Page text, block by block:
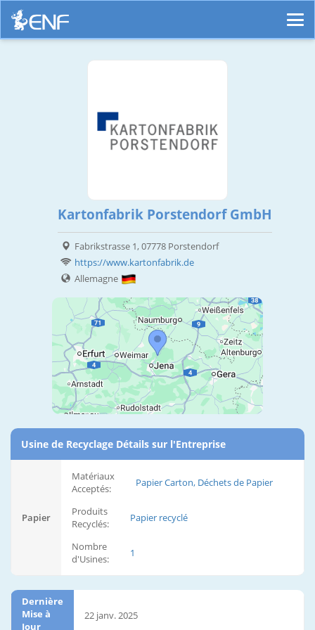
Kartonfabrik Porstendorf GmbH
Fabrikstrasse 1, 07778 Porstendorf
https://www.kartonfabrik.de
Allemagne
Usine de Recyclage Détails sur l'Entreprise
Papier
Matériaux
Acceptés:
Papier Carton, Déchets de Papier
Produits
Recyclés:
Papier recyclé
Nombre
d'Usines:
1
Dernière
Mise à
Jour
22 janv. 2025